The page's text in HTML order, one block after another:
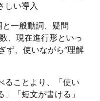
しい導入
一般動詞、疑問
、現在進行形といっ
ず、使いながら”理解
ることより、「使い
「短文が書ける」